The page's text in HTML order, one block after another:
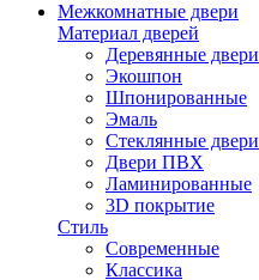
Межкомнатные двери
Материал дверей
Деревянные двери
Экошпон
Шпонированные
Эмаль
Стеклянные двери
Двери ПВХ
Ламинированные
3D покрытие
Стиль
Современные
Классика